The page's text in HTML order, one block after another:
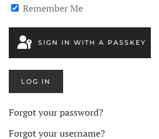
Remember Me
SIGN IN WITH A PASSKEY
LOG IN
Forgot your password?
Forgot your username?